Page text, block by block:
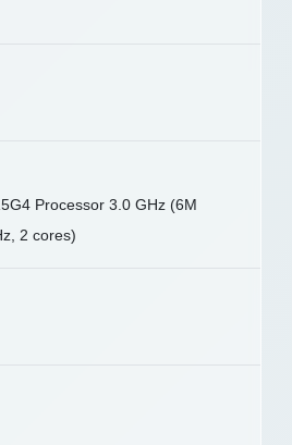
Processor 3.0 GHz (6M
2 cores)